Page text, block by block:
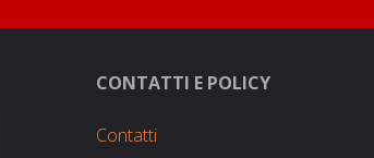
CONTATTI E POLICY
Contatti